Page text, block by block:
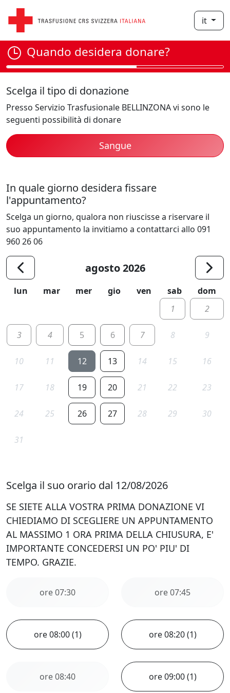
it
Quando desidera donare?
Scelga il tipo di donazione
Presso Servizio Trasfusionale BELLINZONA vi sono le
seguenti possibilità di donare
Sangue
In quale giorno desidera fissare
l'appuntamento?
Scelga un giorno, qualora non riuscisse a riservare il
suo appuntamento la invitiamo a contattarci allo 091
960 26 06
agosto 2026
lun mar mer gio ven sab
dom
1
2
3 4 5 6 7 8 9
10 11 12 13 14 15 16
17 18 19 20 21 22 23
24 25 26 27 28 29 30
31
Scelga il suo orario dal 12/08/2026
SE SIETE ALLA VOSTRA PRIMA DONAZIONE VI
CHIEDIAMO DI SCEGLIERE UN APPUNTAMENTO
AL MASSIMO 1 ORA PRIMA DELLA CHIUSURA, E'
IMPORTANTE CONCEDERSI UN PO' PIU' DI
TEMPO. GRAZIE.
ore 07:30 ore 07:45
ore 08:00 (1) ore 08:20 (1)
ore 08:40 ore 09:00 (1)